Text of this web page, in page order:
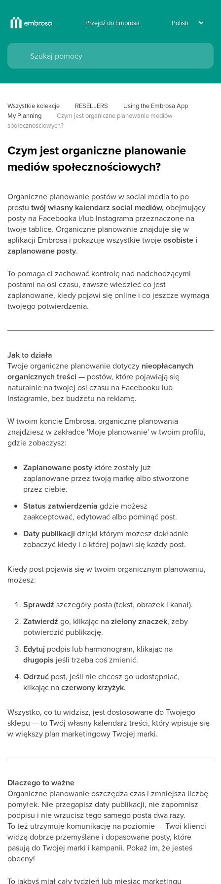
Przejdź do Embrosa
Wszystkie kolekcje RESELLERS
Using the Embrosa App
My Planning
Czym jest organiczne planowanie mediów
społecznościowych?
Czym jest organiczne planowanie
mediów społecznościowych?
Organiczne planowanie postów w social media to po
prostu twój własny kalendarz social mediów, obejmujący
posty na Facebooka i/lub Instagrama przeznaczone na
twoje tablice. Organiczne planowanie znajduje się w
aplikacji Embrosa i pokazuje wszystkie twojeosobiste i
zaplanowane posty.
To pomaga ci zachować kontrolę nad nadchodzącymi
postami na osi czasu, zawsze wiedzieć co jest
zaplanowane, kiedy pojawi się online i co jeszcze wymaga
twojego potwierdzenia.
Jak to działa
Twoje organiczne planowanie dotyczy nieopłacanych
organicznych treści — postów, które pojawiają się
naturalnie na twojej osi czasu na Facebooku lub
Instagramie, bez budżetu na reklamę.
W twoim koncie Embrosa, organiczne planowania
znajdziesz w zakładce 'Moje planowanie' w twoim profilu,
gdzie zobaczysz:
Zaplanowane posty które zostały już
zaplanowane przez twoją markę albo stworzone
przez ciebie.
Status zatwierdzenia gdzie możesz
zaakceptować, edytować albo pominąć post.
Daty publikacji dzięki którym możesz dokładnie
zobaczyć kiedy i o której pojawi się każdy post.
Kiedy post pojawia się w twoim organicznym planowaniu,
możesz:
Sprawdź szczegóły posta (tekst, obrazek i kanał).
Zatwierdź go, klikając nazielony znaczek, żeby
potwierdzić publikację.
Edytuj podpis lub harmonogram, klikając na
długopis jeśli trzeba coś zmienić.
Odrzuć post, jeśli nie chcesz go udostępniać,
klikając naczerwony krzyżyk.
Wszystko, co tu widzisz, jest dostosowane do Twojego
sklepu — to Twój własny kalendarz treści, który wpisuje się
w większy plan marketingowy Twojej marki.
Dlaczego to ważne
Organiczne planowanie oszczędza czas i zmniejsza liczbę
pomyłek. Nie przegapisz daty publikacji, nie zapomnisz
podpisu i nie wrzucisz tego samego posta dwa razy.
To też utrzymuje komunikację na poziomie — Twoi klienci
widzą dobrze przemyślane i dopasowane posty, które
pasują do Twojej marki i kampanii. Pokaż im, że jesteś
obecny!
To jakbyś miał cały tydzień lub miesiąc marketingu